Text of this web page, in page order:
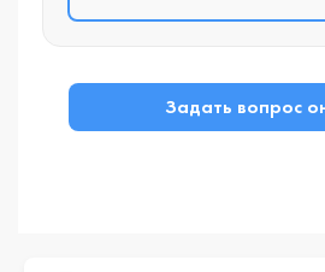
Задать вопрос